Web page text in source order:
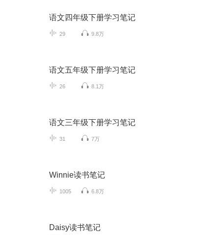
语文四年级下册学习笔记
29 9.8万
语文五年级下册学习笔记
26 8.1万
语文三年级下册学习笔记
31 7万
Winnie读书笔记
1005 6.8万
Daisy读书笔记